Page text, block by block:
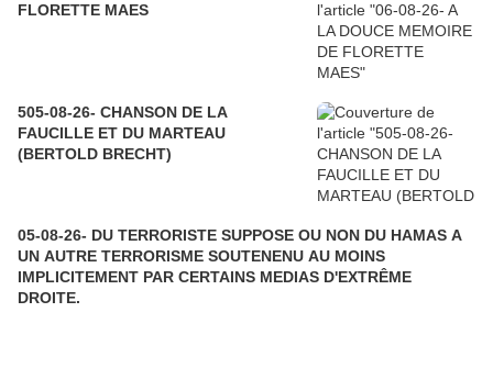
FLORETTE MAES
505-08-26- CHANSON DE LA
FAUCILLE ET DU MARTEAU
(BERTOLD BRECHT)
05-08-26- DU TERRORISTE SUPPOSE OU NON DU HAMAS A
UN AUTRE TERRORISME SOUTENENU AU MOINS
IMPLICITEMENT PAR CERTAINS MEDIAS D'EXTRÊME
DROITE.